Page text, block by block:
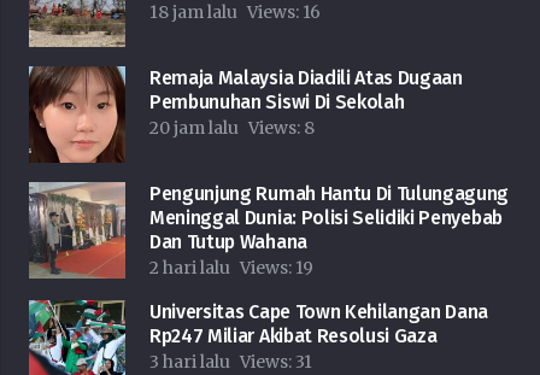
18 jam lalu Views: 16
Remaja Malaysia Diadili Atas Dugaan
Pembunuhan Siswi Di Sekolah
20 jam lalu Views: 8
Pengunjung Rumah Hantu Di Tulungagung
Meninggal Dunia: Polisi Selidiki Penyebab
Dan Tutup Wahana
2 hari lalu Views: 19
Universitas Cape Town Kehilangan Dana
Rp247 Miliar Akibat Resolusi Gaza
3 hari lalu Views: 31